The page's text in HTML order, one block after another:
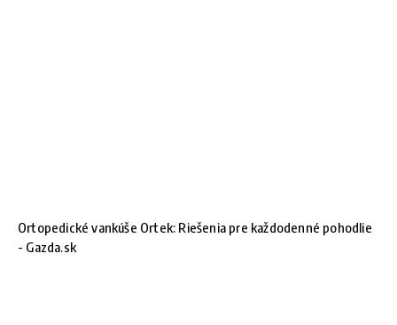
Ortopedické vankúše Ortek: Riešenia pre každodenné pohodlie
- Gazda.sk